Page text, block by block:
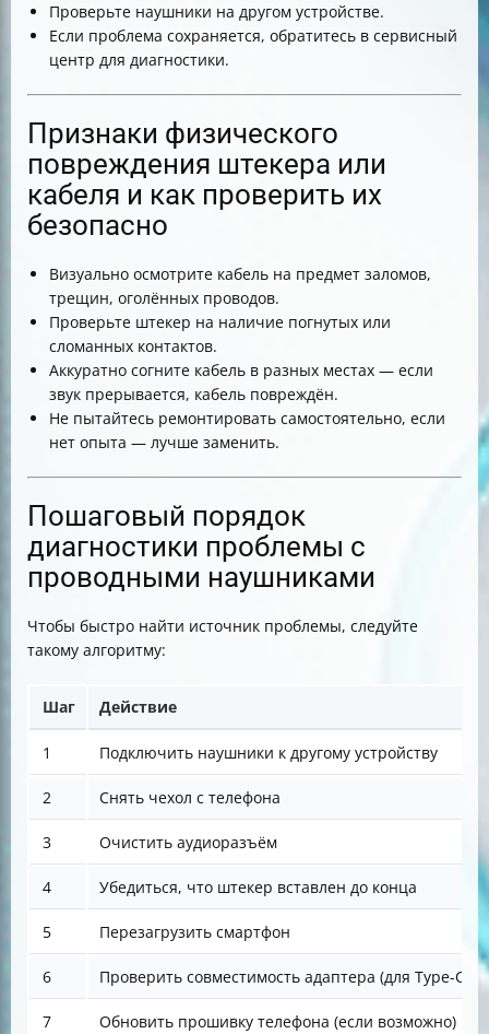
Проверьте наушники на другом устройстве.
Если проблема сохраняется, обратитесь в сервисный
центр для диагностики.
Признаки физического
повреждения штекера или
кабеля и как проверить их
безопасно
Визуально осмотрите кабель на предмет заломов,
трещин, оголённых проводов.
Проверьте штекер на наличие погнутых или
сломанных контактов.
Аккуратно согните кабель в разных местах — если
звук прерывается, кабель повреждён.
Не пытайтесь ремонтировать самостоятельно, если
нет опыта — лучше заменить.
Пошаговый порядок
диагностики проблемы с
проводными наушниками
Чтобы быстро найти источник проблемы, следуйте
такому алгоритму:
Шаг Действие
1 Подключить наушники к другому устройству
2 Снять чехол с телефона
3 Очистить аудиоразъём
4 Убедиться, что штекер вставлен до конца
5 Перезагрузить смартфон
6 Проверить совместимость адаптера (для Type-C)
7 Обновить прошивку телефона (если возможно)